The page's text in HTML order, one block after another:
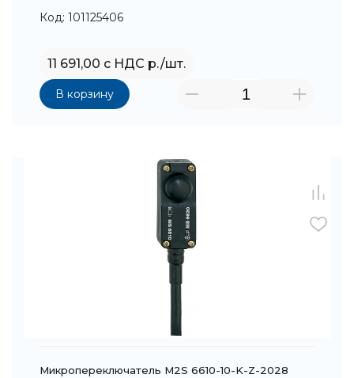
Код: 101125406
11 691,00 с НДС р./шт.
В корзину
Микропереключатель M2S 6610-10-K-Z-2028